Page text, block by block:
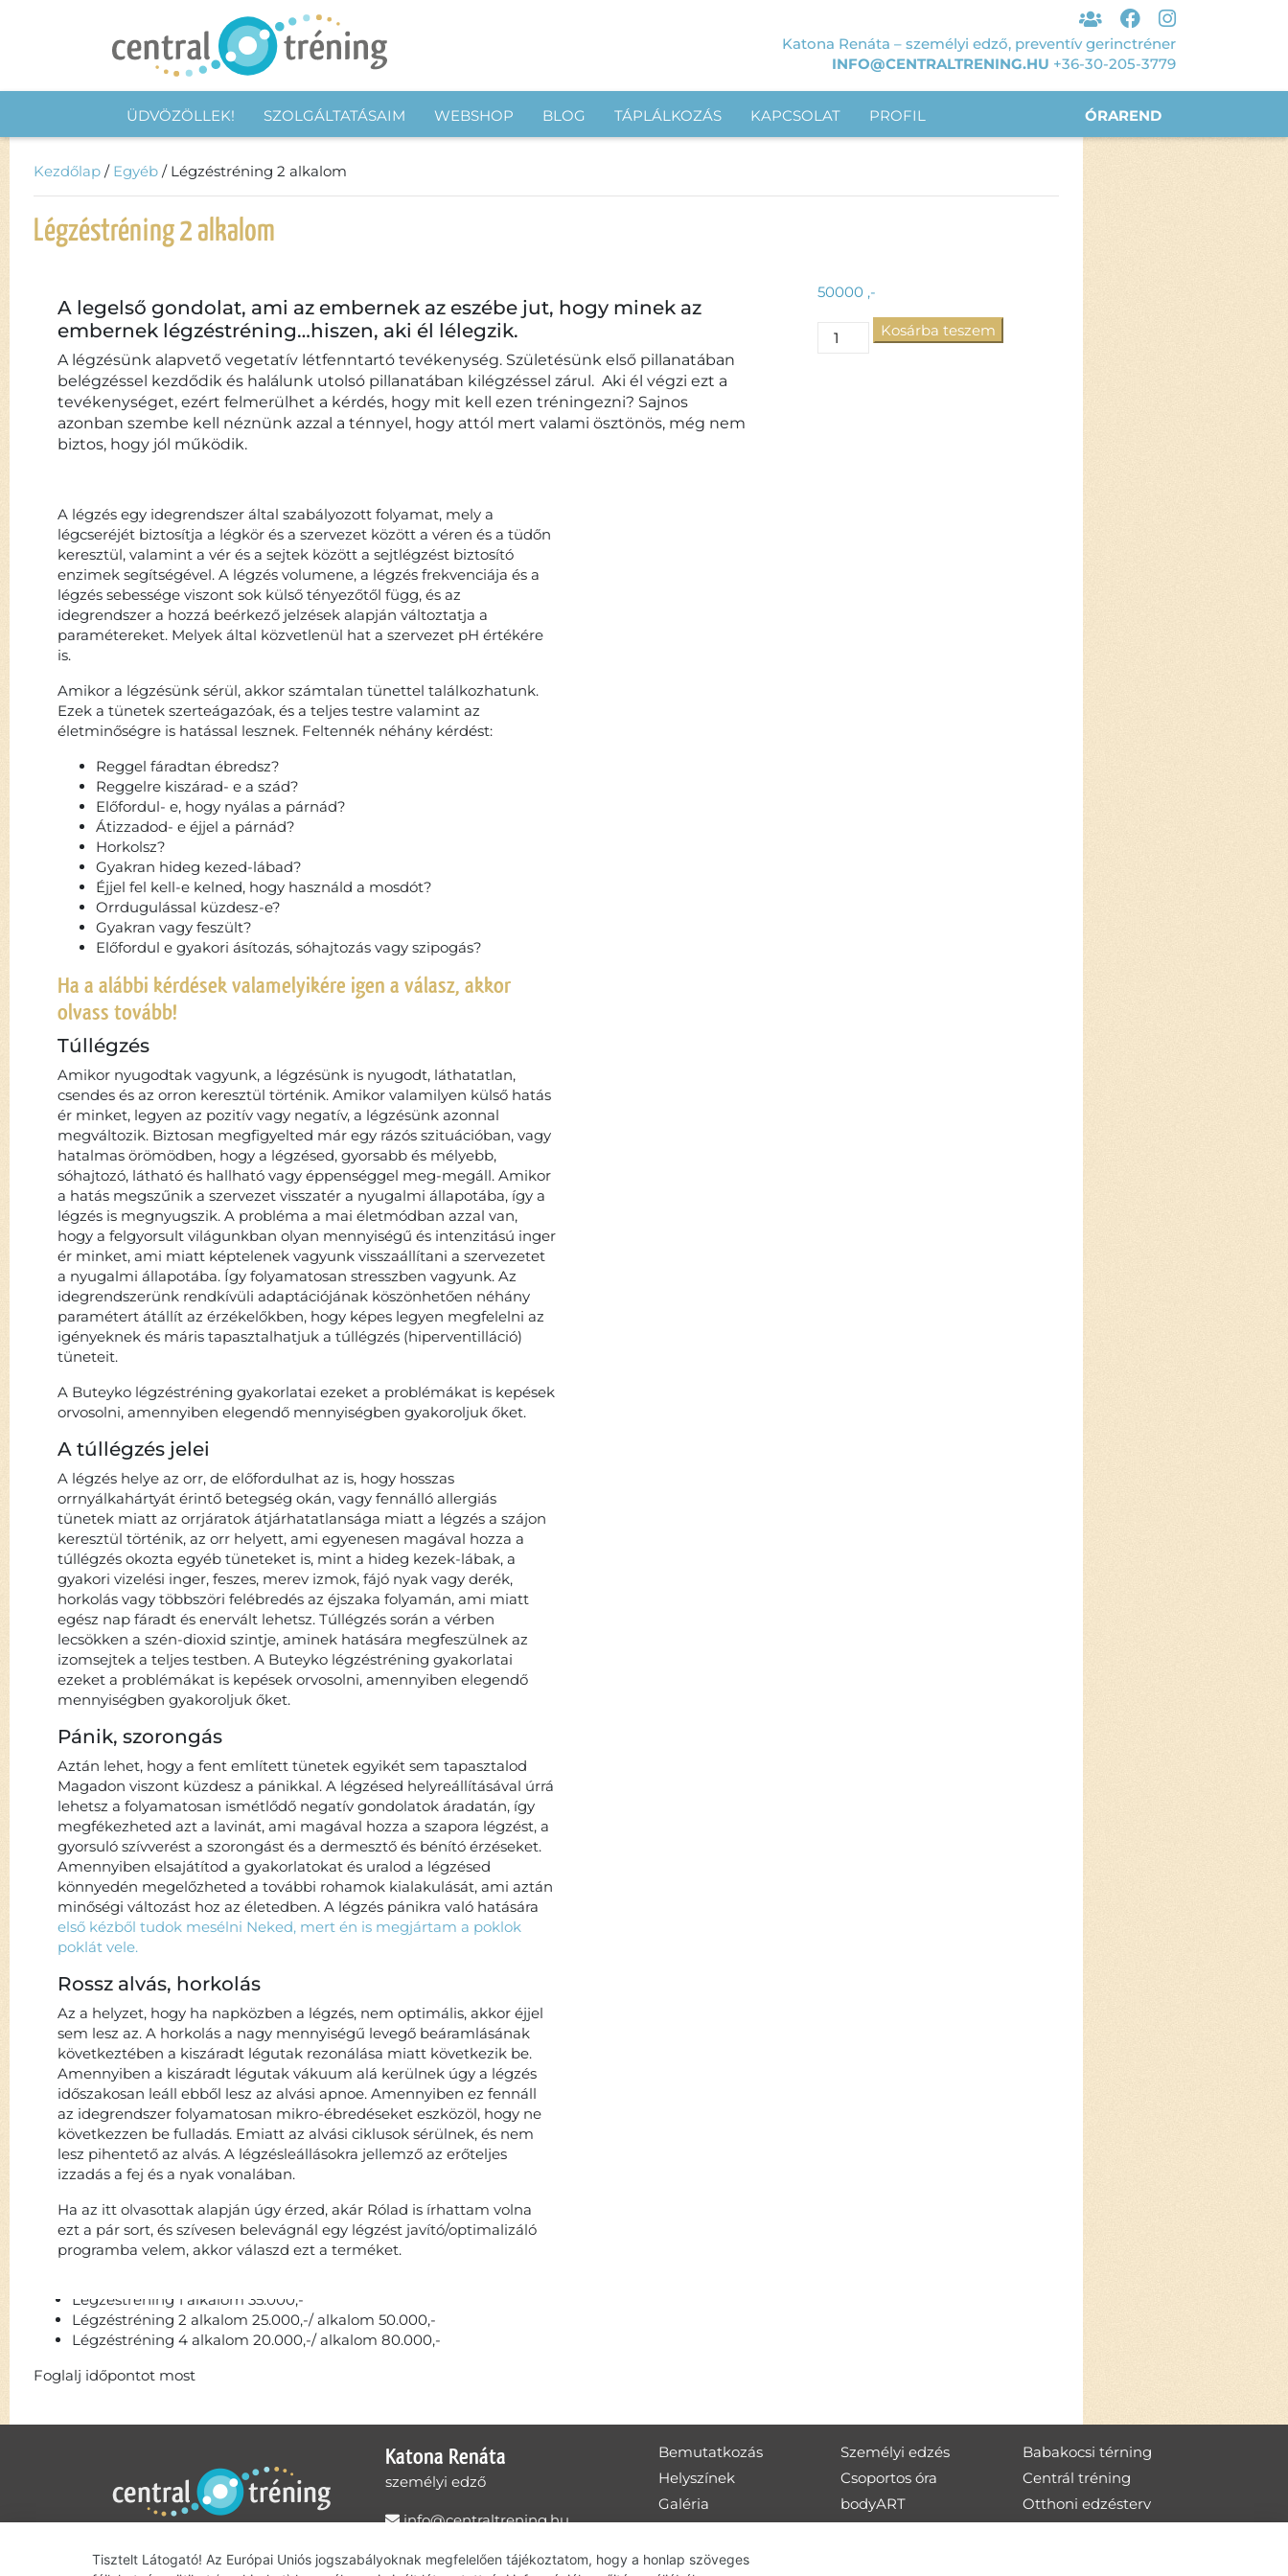
Katona Renáta – személyi edző, preventív gerinctréner
INFO@CENTRALTRENING.HU +36-30-205-3779
ÜDVÖZÖLLEK! SZOLGÁLTATÁSAIM WEBSHOP BLOG TÁPLÁLKOZÁS KAPCSOLAT ÓRAREND
PROFIL
Kezdőlap / Egyéb / Légzéstréning 2 alkalom
Légzéstréning 2 alkalom
A legelső gondolat, ami az embernek az eszébe jut, hogy minek az
embernek légzéstréning…hiszen, aki él lélegzik.
A légzésünk alapvető vegetatív létfenntartó tevékenység. Születésünk első pillanatában
belégzéssel kezdődik és halálunk utolsó pillanatában kilégzéssel zárul. Aki él végzi ezt a
tevékenységet, ezért felmerülhet a kérdés, hogy mit kell ezen tréningezni? Sajnos
azonban szembe kell néznünk azzal a ténnyel, hogy attól mert valami ösztönös, még nem
biztos, hogy jól működik.
A légzés egy idegrendszer által szabályozott folyamat, mely a
légcseréjét biztosítja a légkör és a szervezet között a véren és a tüdőn
keresztül, valamint a vér és a sejtek között a sejtlégzést biztosító
enzimek segítségével. A légzés volumene, a légzés frekvenciája és a
légzés sebessége viszont sok külső tényezőtől függ, és az
idegrendszer a hozzá beérkező jelzések alapján változtatja a
paramétereket. Melyek által közvetlenül hat a szervezet pH értékére
is.
Amikor a légzésünk sérül, akkor számtalan tünettel találkozhatunk.
Ezek a tünetek szerteágazóak, és a teljes testre valamint az
életminőségre is hatással lesznek. Feltennék néhány kérdést:
Reggel fáradtan ébredsz?
Reggelre kiszárad- e a szád?
Előfordul- e, hogy nyálas a párnád?
Átizzadod- e éjjel a párnád?
Horkolsz?
Gyakran hideg kezed-lábad?
Éjjel fel kell-e kelned, hogy használd a mosdót?
Orrdugulással küzdesz-e?
Gyakran vagy feszült?
Előfordul e gyakori ásítozás, sóhajtozás vagy szipogás?
Ha a alábbi kérdések valamelyikére igen a válasz, akkor
olvass tovább!
Túllégzés
Amikor nyugodtak vagyunk, a légzésünk is nyugodt, láthatatlan,
csendes és az orron keresztül történik. Amikor valamilyen külső hatás
ér minket, legyen az pozitív vagy negatív, a légzésünk azonnal
megváltozik. Biztosan megfigyelted már egy rázós szituációban, vagy
hatalmas örömödben, hogy a légzésed, gyorsabb és mélyebb,
sóhajtozó, látható és hallható vagy éppenséggel meg-megáll. Amikor
a hatás megszűnik a szervezet visszatér a nyugalmi állapotába, így a
légzés is megnyugszik. A probléma a mai életmódban azzal van,
hogy a felgyorsult világunkban olyan mennyiségű és intenzitású inger
ér minket, ami miatt képtelenek vagyunk visszaállítani a szervezetet
a nyugalmi állapotába. Így folyamatosan stresszben vagyunk. Az
idegrendszerünk rendkívüli adaptációjának köszönhetően néhány
paramétert átállít az érzékelőkben, hogy képes legyen megfelelni az
igényeknek és máris tapasztalhatjuk a túllégzés (hiperventilláció)
tüneteit.
A Buteyko légzéstréning gyakorlatai ezeket a problémákat is kepések
orvosolni, amennyiben elegendő mennyiségben gyakoroljuk őket.
A túllégzés jelei
A légzés helye az orr, de előfordulhat az is, hogy hosszas
orrnyálkahártyát érintő betegség okán, vagy fennálló allergiás
tünetek miatt az orrjáratok átjárhatatlansága miatt a légzés a szájon
keresztül történik, az orr helyett, ami egyenesen magával hozza a
túllégzés okozta egyéb tüneteket is, mint a hideg kezek-lábak, a
gyakori vizelési inger, feszes, merev izmok, fájó nyak vagy derék,
horkolás vagy többszöri felébredés az éjszaka folyamán, ami miatt
egész nap fáradt és enervált lehetsz. Túllégzés során a vérben
lecsökken a szén-dioxid szintje, aminek hatására megfeszülnek az
izomsejtek a teljes testben. A Buteyko légzéstréning gyakorlatai
ezeket a problémákat is kepések orvosolni, amennyiben elegendő
mennyiségben gyakoroljuk őket.
Pánik, szorongás
Aztán lehet, hogy a fent említett tünetek egyikét sem tapasztalod
Magadon viszont küzdesz a pánikkal. A légzésed helyreállításával úrrá
lehetsz a folyamatosan ismétlődő negatív gondolatok áradatán, így
megfékezheted azt a lavinát, ami magával hozza a szapora légzést, a
gyorsuló szívverést a szorongást és a dermesztő és bénító érzéseket.
Amennyiben elsajátítod a gyakorlatokat és uralod a légzésed
könnyedén megelőzheted a további rohamok kialakulását, ami aztán
minőségi változást hoz az életedben. A légzés pánikra való hatására
első kézből tudok mesélni Neked, mert én is megjártam a poklok
poklát vele.
Rossz alvás, horkolás
Az a helyzet, hogy ha napközben a légzés, nem optimális, akkor éjjel
sem lesz az. A horkolás a nagy mennyiségű levegő beáramlásának
következtében a kiszáradt légutak rezonálása miatt következik be.
Amennyiben a kiszáradt légutak vákuum alá kerülnek úgy a légzés
időszakosan leáll ebből lesz az alvási apnoe. Amennyiben ez fennáll
az idegrendszer folyamatosan mikro-ébredéseket eszközöl, hogy ne
következzen be fulladás. Emiatt az alvási ciklusok sérülnek, és nem
lesz pihentető az alvás. A légzésleállásokra jellemző az erőteljes
izzadás a fej és a nyak vonalában.
Ha az itt olvasottak alapján úgy érzed, akár Rólad is írhattam volna
ezt a pár sort, és szívesen belevágnál egy légzést javító/optimalizáló
programba velem, akkor válaszd ezt a terméket.
Légzéstréning 1 alkalom 35.000,-
Légzéstréning 2 alkalom 25.000,-/ alkalom 50.000,-
Légzéstréning 4 alkalom 20.000,-/ alkalom 80.000,-
Foglalj időpontot most
50000 ,-
Kosárba teszem
Katona Renáta
személyi edző
info@centraltrening.hu
Adatkezelési tájékoztató
Bemutatkozás
Helyszínek
Galéria
Kapcsolat
Személyi edzés
Csoportos óra
bodyART
Babakocsi térning
Centrál tréning
Otthoni edzésterv
Tisztelt Látogató! Az Európai Uniós jogszabályoknak megfelelően tájékoztatom, hogy a honlap szöveges